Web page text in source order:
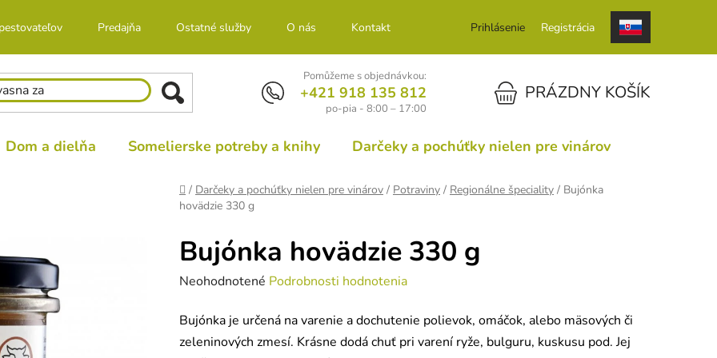
Predajňa Ostatné služby O nás Kontakt Prihlásenie Registrácia
Pomůžeme s objednávkou:
+421 918 135 812
po-pia - 8:00 – 17:00
NÁKUPNÝ KOŠÍKPRÁZDNY KOŠÍK
Dom a dielňa Somelierske potreby a knihy Darčeky a pochúťky nielen pre vinárov
Domov
/ Darčeky a pochúťky nielen pre vinárov / Potraviny / Regionálne špeciality / Bujónka
hovädzie 330 g
Bujónka hovädzie 330 g
Priemerné
produktu
je
Neohodnotené Podrobnosti hodnotenia
Bujónka je určená na varenie a dochutenie polievok, omáčok, alebo mäsových či
zeleninových zmesí. Krásne dodá chuť pri varení ryže, bulguru, kuskusu pod. Jej